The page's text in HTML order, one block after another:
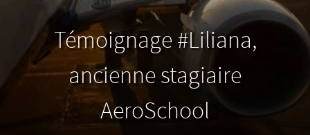
Témoignage #Liliana,
ancienne stagiaire
AeroSchool